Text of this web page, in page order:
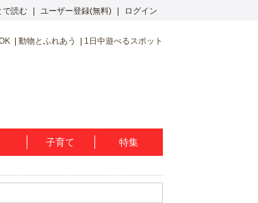
で読む ユーザー登録(無料) ログイン
動物とふれあう 1日中遊べるスポット
子育て 特集